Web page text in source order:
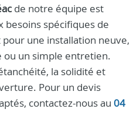
de notre équipe est
spécifiques de
une installation neuve,
un simple entretien.
la solidité et
Pour un devis
contactez-nous au 04